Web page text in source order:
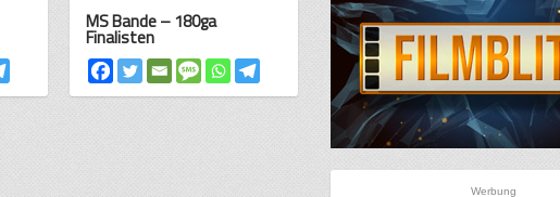
MS Bande – 180ga
Finalisten
Werbung